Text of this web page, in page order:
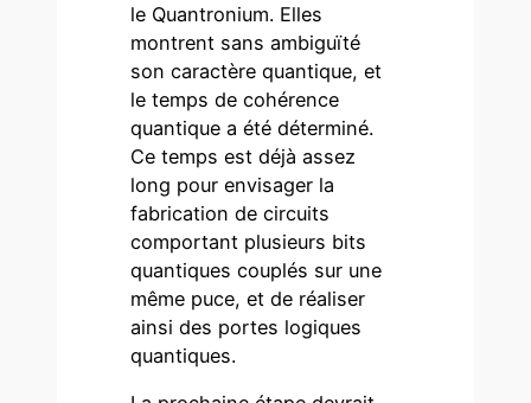
le Quantronium. Elles
montrent sans ambiguïté
son caractère quantique, et
le temps de cohérence
quantique a été déterminé.
Ce temps est déjà assez
long pour envisager la
fabrication de circuits
comportant plusieurs bits
quantiques couplés sur une
même puce, et de réaliser
ainsi des portes logiques
quantiques.